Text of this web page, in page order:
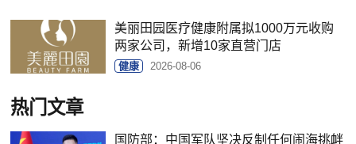
美丽田园医疗健康附属拟1000万元收购
两家公司，新增10家直营门店
健康 2026-08-06
热门文章
国防部：中国军队坚决反制任何闹海挑衅